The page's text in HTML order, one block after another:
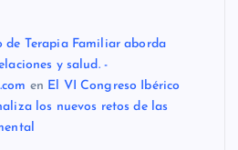
de Terapia Familiar aborda
y salud. -
en El VI Congreso Ibérico
los nuevos retos de las